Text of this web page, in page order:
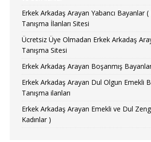
Erkek Arkadaş Arayan Yabancı Bayanlar (
Tanışma İlanları Sitesi
Ücretsiz Üye Olmadan Erkek Arkadaş
Tanışma Sitesi
Erkek Arkadaş Arayan Boşanmış
Erkek Arkadaş Arayan Dul Olgun Emekli
Tanışma ilanları
Erkek Arkadaş Arayan Emekli ve Dul
Kadınlar )